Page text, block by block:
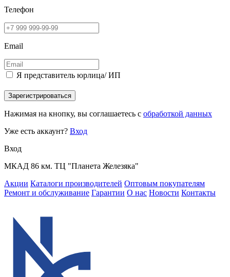
Телефон
Email
Я представитель юрлица/ ИП
Зарегистрироваться
Нажимая на кнопку, вы соглашаетесь с обработкой данных
Уже есть аккаунт? Вход
Вход
МКАД 86 км. ТЦ "Планета Железяка"
Акции Каталоги производителей Оптовым покупателям
Ремонт и обслуживание Гарантии О нас Новости Контакты